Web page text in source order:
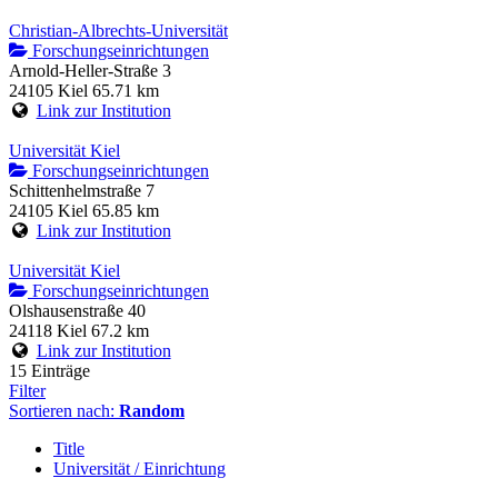
Christian-Albrechts-Universität
Forschungseinrichtungen
Arnold-Heller-Straße 3
24105 Kiel 65.71 km
Link zur Institution
Universität Kiel
Forschungseinrichtungen
Schittenhelmstraße 7
24105 Kiel 65.85 km
Link zur Institution
Universität Kiel
Forschungseinrichtungen
Olshausenstraße 40
24118 Kiel 67.2 km
Link zur Institution
15 Einträge
Filter
Sortieren nach: Random
Title
Universität / Einrichtung